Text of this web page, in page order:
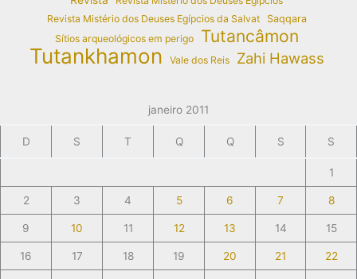
Revista Mistério dos Deuses Egípcios da Salvat
Saqqara
Sítios arqueológicos em perigo
Tutancâmon
Tutankhamon Vale dos Reis Zahi Hawass
janeiro 2011
D S T Q Q S S
1
2 3 4 5 6 7 8
9 10 11 12 13 14 15
16 17 18 19 20 21 22